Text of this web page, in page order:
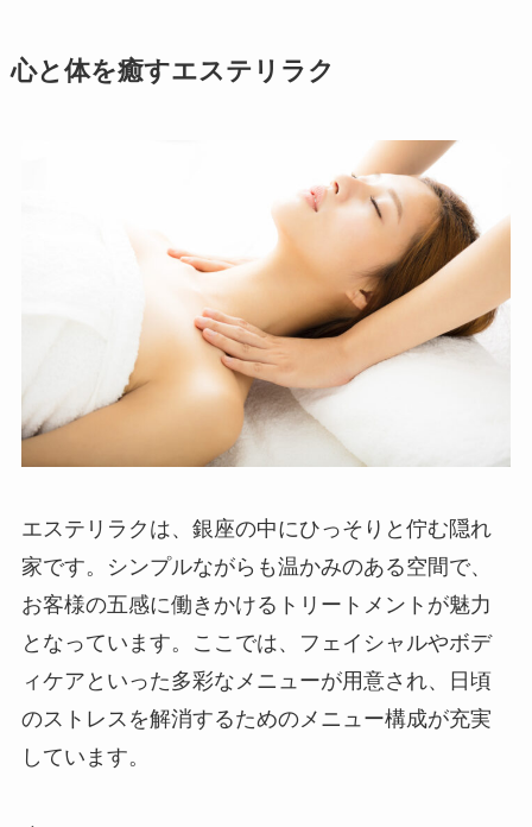
心と体を癒すエステリラク
エステリラクは、銀座の中にひっそりと佇む隠れ
家です。シンプルながらも温かみのある空間で、
お客様の五感に働きかけるトリートメントが魅力
となっています。ここでは、フェイシャルやボデ
ィケアといった多彩なメニューが用意され、日頃
のストレスを解消するためのメニュー構成が充実
しています。